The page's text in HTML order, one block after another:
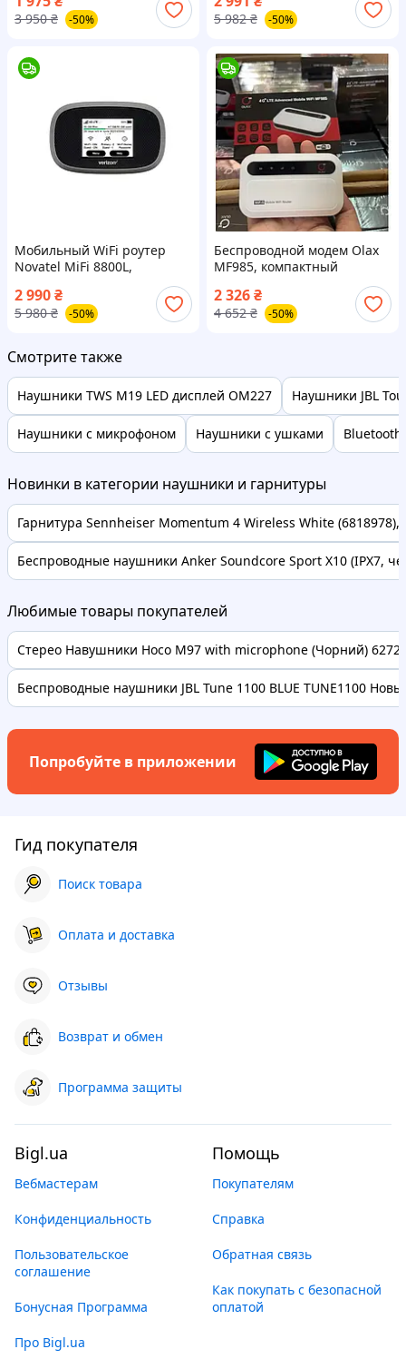
интернет без кабеля,
компактный USB роутер
3 950 ₴ -50%
устройство для раздачи
интернета, мобильный
5 982 ₴ -50%
Мобильный WiFi роутер
Novatel MiFi 8800L,
беспроводной
маршрутизатор, интернет
2 990₴
5 980 ₴ -50%
Беспроводной модем Olax
MF985, компактный
маршрутизатор, надежный
роутер, роутер 150 Мбит/с
2 326₴
4 652 ₴ -50%
Смотрите также
Наушники TWS M19 LED дисплей OM227 Наушники JBL
Наушники с микрофоном Наушники с ушками
Новинки в категории наушники и гарнитуры
Гарнитура Sennheiser Momentum 4 Wireless White (6818978),
Беспроводные наушники Anker Soundcore Sport X10 (IPX7,
Любимые товары покупателей
Стерео Навушники Hoco M97 with microphone (Чорний)
Беспроводные наушники JBL Tune 1100 BLUE TUNE1100
Попробуйте в приложении
Гид покупателя
Поиск товара
Оплата и доставка
Отзывы
Возврат и обмен
Программа защиты
Bigl.ua
Вебмастерам
Конфиденциальность
Пользовательское
соглашение
Бонусная Программа
Про Bigl.ua
Помощь
Покупателям
Справка
Обратная связь
Как покупать с безопасной
оплатой